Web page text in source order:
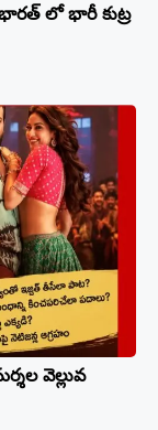
లో భారీ కుట్ర
వెల్లువ